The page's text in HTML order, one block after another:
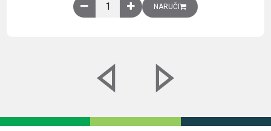
Obična montažna ploča V1000xŠ800mm,
NARUČI